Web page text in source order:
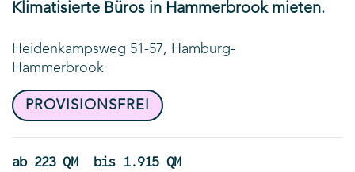
Klimatisierte Büros in Hammerbrook mieten.
Heidenkampsweg 51-57, Hamburg-
Hammerbrook
PROVISIONSFREI
ab 223 QM
bis 1.915 QM